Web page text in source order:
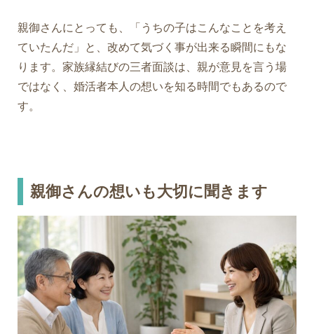
親御さんにとっても、「うちの子はこんなことを考え
ていたんだ」と、改めて気づく事が出来る瞬間にもな
ります。 家族縁結びの三者面談は、親が意見を言う場
ではなく、 婚活者本人の想いを知る時間でもあるので
す。
親御さんの想いも大切に聞きます